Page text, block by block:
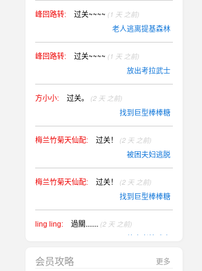
峰回路转: 过关~~~~ (1 天 之前)
老人逃离提基森林
峰回路转: 过关~~~~ (1 天 之前)
放出考拉武士
方小小: 过关。 (2 天 之前)
找到巨型棒棒糖
梅兰竹菊天仙配: 过关！ (2 天 之前)
被困夫妇逃脱
梅兰竹菊天仙配: 过关！ (2 天 之前)
找到巨型棒棒糖
ling ling: 過關....... (2 天 之前)
放出考拉武士
ling ling: 過關....... 更多
会员攻略